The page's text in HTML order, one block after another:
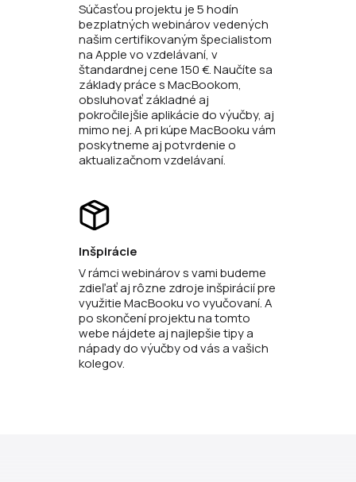
Súčasťou projektu je 5 hodín
bezplatných webinárov vedených
našim certifikovaným špecialistom
na Apple vo vzdelávaní, v
štandardnej cene 150 €. Naučíte sa
základy práce s MacBookom,
obsluhovať základné aj
pokročilejšie aplikácie do výučby, aj
mimo nej. A pri kúpe MacBooku vám
poskytneme aj potvrdenie o
aktualizačnom vzdelávaní.
Inšpirácie
V rámci webinárov s vami budeme
zdieľať aj rôzne zdroje inšpirácií pre
využitie MacBooku vo vyučovaní. A
po skončení projektu na tomto
webe nájdete aj najlepšie tipy a
nápady do výučby od vás a vašich
kolegov.